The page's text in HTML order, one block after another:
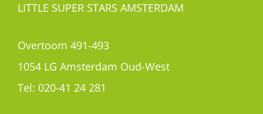
LITTLE SUPER STARS AMSTERDAM
Overtoom 491-493
1054 LG Amsterdam Oud-West
Tel: 020-41 24 281